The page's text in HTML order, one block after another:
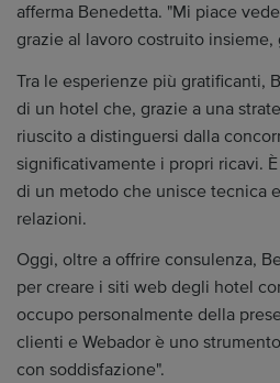
afferma Benedetta. "Mi piace
grazie al lavoro costruito
Tra le esperienze più gratificanti,
di un hotel che, grazie a una
riuscito a distinguersi dalla
significativamente i propri ricavi.
di un metodo che unisce tecnica
relazioni.
Oggi, oltre a offrire consulenza,
per creare i siti web degli hotel
occupo personalmente della
clienti e Webador è uno
con soddisfazione".